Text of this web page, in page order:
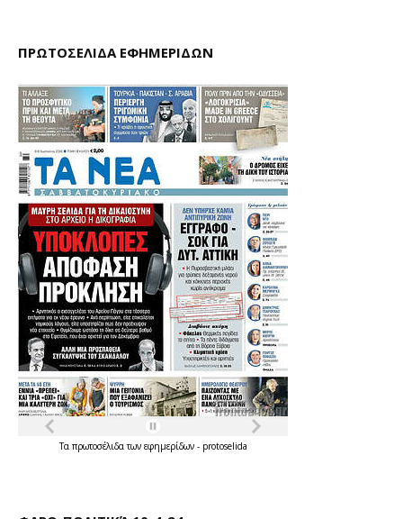
ΠΡΩΤΟΣΕΛΙΔΑ ΕΦΗΜΕΡΙΔΩΝ
Τα πρωτοσέλιδατων εφημερίδων - protoselida